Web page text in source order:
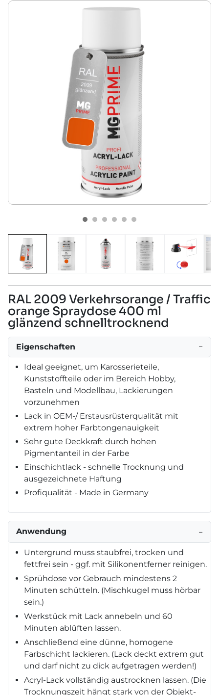
RAL 2009 Verkehrsorange / Traffic
orange Spraydose 400 ml
glänzend schnelltrocknend
Eigenschaften −
Ideal geeignet, um Karosserieteile,
Kunststoffteile oder im Bereich Hobby,
Basteln und Modellbau, Lackierungen
vorzunehmen
Lack in OEM-/ Erstausrüsterqualität mit
extrem hoher Farbtongenauigkeit
Sehr gute Deckkraft durch hohen
Pigmentanteil in der Farbe
Einschichtlack - schnelle Trocknung und
ausgezeichnete Haftung
Profiqualität - Made in Germany
Anwendung −
Untergrund muss staubfrei, trocken und
fettfrei sein - ggf. mit Silikonentferner reinigen.
Sprühdose vor Gebrauch mindestens 2
Minuten schütteln. (Mischkugel muss hörbar
sein.)
Werkstück mit Lack annebeln und 60
Minuten ablüften lassen.
Anschließend eine dünne, homogene
Farbschicht lackieren. (Lack deckt extrem gut
und darf nicht zu dick aufgetragen werden!)
Acryl-Lack vollständig austrocknen lassen. (Die
Trocknungszeit hängt stark von der Objekt-